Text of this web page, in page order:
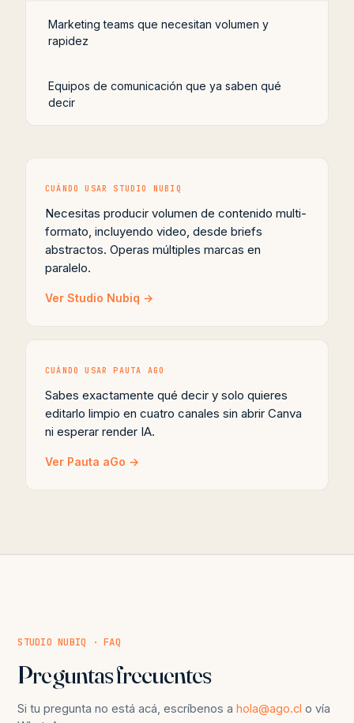
Marketing teams que necesitan volumen y
rapidez
Equipos de comunicación que ya saben qué
decir
CUÁNDO USAR STUDIO NUBIQ
Necesitas producir volumen de contenido multi-
formato, incluyendo video, desde briefs
abstractos. Operas múltiples marcas en
paralelo.
Ver Studio Nubiq →
CUÁNDO USAR PAUTA AGO
Sabes exactamente qué decir y solo quieres
editarlo limpio en cuatro canales sin abrir Canva
ni esperar render IA.
Ver Pauta aGo →
STUDIO NUBIQ · FAQ
Preguntas frecuentes
Si tu pregunta no está acá, escríbenos ahola@ago.cl o vía